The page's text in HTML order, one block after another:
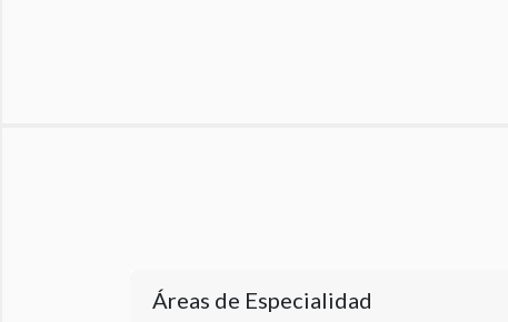
Áreas de Especialidad